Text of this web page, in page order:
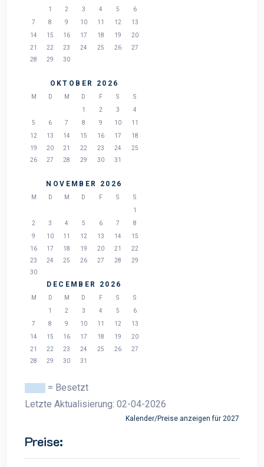
1 2 3 4 5
6
7
8 9 10 11 12
13
14
15 16 17 18 19
20
21
22 23 24 25 26
27
28
29 30
OKTOBER 2026
M D M D F S
S
1
2 3
4
5
6 7 8 9 10
11
12
13 14 15 16 17
18
19
20 21 22 23 24
25
26
27 28 29 30 31
NOVEMBER 2026
M D M D F S
S
1
2
3 4 5 6 7
8
9
10 11 12 13 14
15
16
17 18 19 20 21
22
23
24 25 26 27 28
29
30
DECEMBER 2026
M D M D F S
S
1
2 3 4 5
6
7
8 9 10 11 12
13
14
15 16 17 18 19
20
21
22 23 24 25 26
27
28
29 30 31
= Besetzt
Letzte Aktualisierung: 02-04-2026
Kalender/Preise anzeigen für 2027
Preise: